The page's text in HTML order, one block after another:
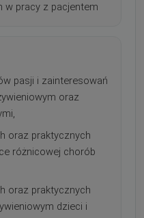
w pracy z pacjentem
pasji i zainteresowań
oraz
oraz praktycznych
różnicowej chorób
oraz praktycznych
dzieci i